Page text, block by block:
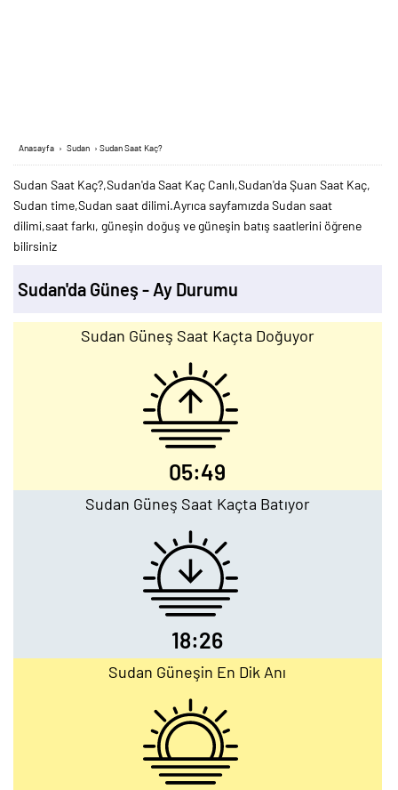
Anasayfa › Sudan › Sudan Saat Kaç?
Sudan Saat Kaç?,Sudan'da Saat Kaç Canlı,Sudan'da Şuan Saat Kaç,
Sudan time,Sudan saat dilimi.Ayrıca sayfamızda Sudan saat
dilimi,saat farkı, güneşin doğuş ve güneşin batış saatlerini öğrene
bilirsiniz
Sudan'da Güneş - Ay Durumu
Sudan Güneş Saat Kaçta Doğuyor
05:49
Sudan Güneş Saat Kaçta Batıyor
18:26
Sudan Güneşin En Dik Anı